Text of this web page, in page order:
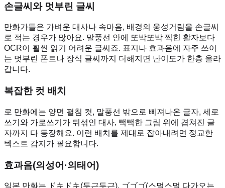
손글씨와 멋부린 글씨
만화가들은 가벼운 대사나 속마음, 배경의 웅성거림을 손글씨
로 적는 경우가 많아요. 말풍선 안에 또박또박 찍힌 활자보다
OCR이 훨씬 읽기 어려운 글씨죠. 표지나 효과음에 자주 쓰이
는 멋부린 폰트나 장식 글씨까지 더해지면 난이도가 한층 올라
갑니다.
복잡한 컷 배치
로 만화에는 양면 펼침 컷, 말풍선 밖으로 삐져나온 글자, 세로
쓰기와 가로쓰기가 뒤섞인 대사, 빽빽한 그림 위에 겹쳐진 글
자까지 다 등장해요. 이런 배치를 제대로 잡아내려면 정교한
텍스트 감지가 필요합니다.
효과음(의성어·의태어)
일본 만화는 ドキドキ(두근두근), ゴゴゴ(스멀스멀 다가오는